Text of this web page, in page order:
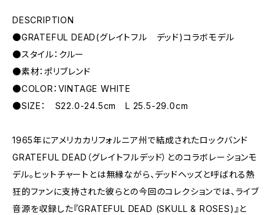
DESCRIPTION
●GRATEFUL DEAD(グレイトフル デッド)コラボモデル
●スタイル：クルー
●素材：ポリブレンド
●COLOR：VINTAGE WHITE
●SIZE： S22.0-24.5cm L 25.5-29.0cm
1965年にアメリカカリフォルニア州で結成されたロックバンド
GRATEFUL DEAD（グレイトフルデッド）とのコラボレーションモ
デル。ヒットチャートとは無縁ながら、デッドヘッズと呼ばれる熱
狂的ファンに支持された彼らとの今回のコレクションでは、ライブ
音源を収録した『GRATEFUL DEAD (SKULL & ROSES)』と